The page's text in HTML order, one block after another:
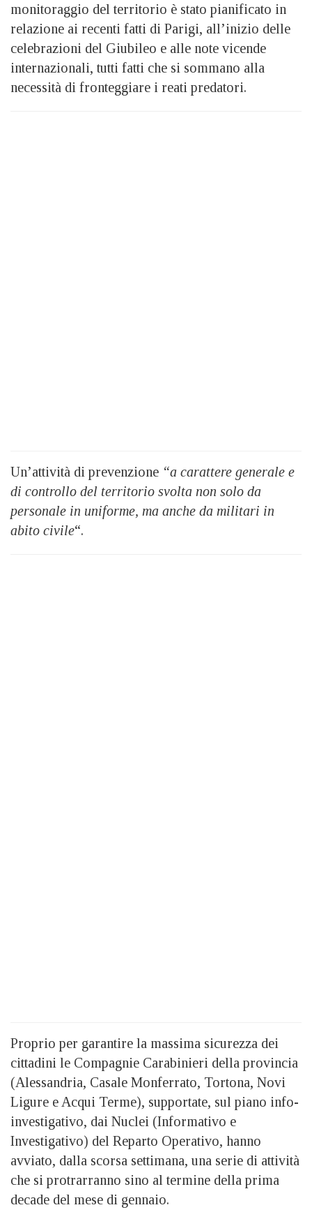
monitoraggio del territorio è stato pianificato in
relazione ai recenti fatti di Parigi, all’inizio delle
celebrazioni del Giubileo e alle note vicende
internazionali, tutti fatti che si sommano alla
necessità di fronteggiare i reati predatori.
Un’attività di prevenzione “a carattere generale e
di controllo del territorio svolta non solo da
personale in uniforme, ma anche da militari in
abito civile“.
Proprio per garantire la massima sicurezza dei
cittadini le Compagnie Carabinieri della provincia
(Alessandria, Casale Monferrato, Tortona, Novi
Ligure e Acqui Terme), supportate, sul piano info-
investigativo, dai Nuclei (Informativo e
Investigativo) del Reparto Operativo, hanno
avviato, dalla scorsa settimana, una serie di attività
che si protrarranno sino al termine della prima
decade del mese di gennaio.